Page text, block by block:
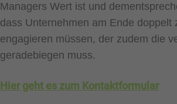
Managers Wert ist und
dass Unternehmen am Ende
engagieren müssen, der zudem die
geradebiegen muss.
Hier geht es zum Kontaktformular